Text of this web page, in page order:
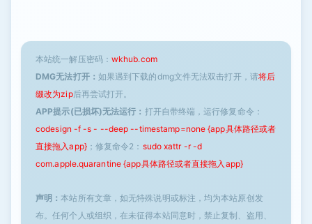
本站统一解压密码： wkhub.com
DMG无法打开： 如果遇到下载的dmg文件无法双击打开，请将后
缀改为zip后再尝试打开。
APP提示(已损坏)无法运行： 打开自带终端，运行修复命令：
codesign -f -s - --deep --timestamp=none {app具体路径或者
直接拖入app}；修复命令2： sudo xattr -r -d
com.apple.quarantine {app具体路径或者直接拖入app}
声明：本站所有文章，如无特殊说明或标注，均为本站原创发
布。任何个人或组织，在未征得本站同意时，禁止复制、盗用、